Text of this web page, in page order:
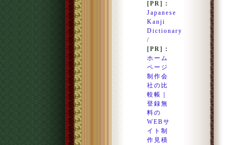
[PR]：
Japanese
Kanji
Dictionary
/
[PR]：
ホーム
ページ
制作会
社の比
較帳｜
登録無
料の
WEBサ
イト制
作見積